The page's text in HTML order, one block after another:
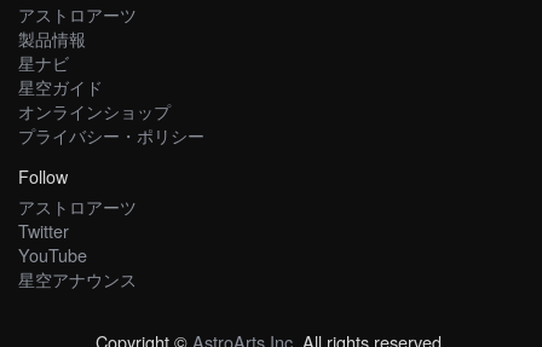
アストロアーツ
製品情報
星ナビ
星空ガイド
オンラインショップ
プライバシー・ポリシー
Follow
アストロアーツ
Twitter
YouTube
星空アナウンス